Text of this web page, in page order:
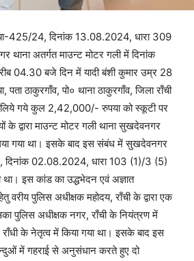
425/24, दिनांक 13.08.2024, धारा 309
अतर्गत माउन्ट मोटर गली में दिनांक
04.30 बजे दिन में यादी बंशी कुमार उम्र 28
पता ठाकुरगाँव, पो० थाना ठाकुरगाँव, जिला राँची
लिये गये कुल 2,42,000/- रुपया को स्कूटी पर
के द्वारा माउन्ट मोटर गली थाना सुखदेवनगर
गया था। इसके बाद इस संबंध में सुखदेवनगर
दिनांक 02.08.2024, धारा 103 (1)/3 (5)
था। इस कांड का उद्धभेदन एवं अज्ञात
वरीय पुलिस अधीक्षक महोदय, राँची के द्वारा एक
पुलिस अधीक्षक नगर, राँची के नियंत्रण में
राँधी के नेतृत्व में किया गया था। इसके बाद इस
में गहराई से अनुसंधान करते हुए दो